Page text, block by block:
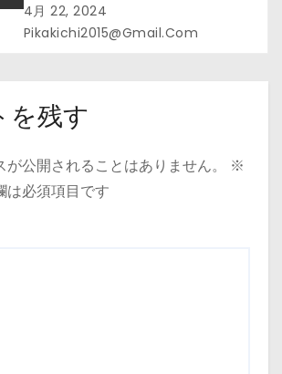
4月 22, 2024
Pikakichi2015@gmail.com
を残す
公開されることはありません。
※
は必須項目です